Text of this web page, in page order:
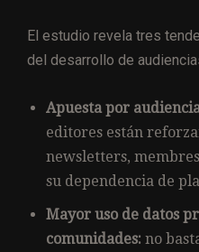
El estudio revela tres
del desarrollo de
Apuesta por
editores están
newsletters,
su dependencia de
Mayor uso de datos
comunidades: no